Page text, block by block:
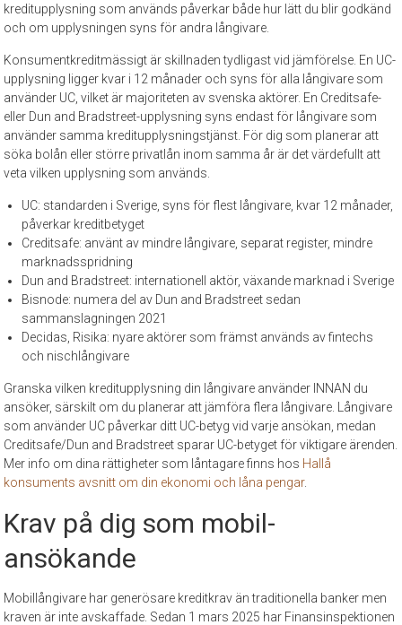
kreditupplysning som används påverkar både hur lätt du blir godkänd
och om upplysningen syns för andra långivare.
Konsumentkreditmässigt är skillnaden tydligast vid jämförelse. En UC-
upplysning ligger kvar i 12 månader och syns för alla långivare som
använder UC, vilket är majoriteten av svenska aktörer. En Creditsafe-
eller Dun and Bradstreet-upplysning syns endast för långivare som
använder samma kreditupplysningstjänst. För dig som planerar att
söka bolån eller större privatlån inom samma år är det värdefullt att
veta vilken upplysning som används.
UC: standarden i Sverige, syns för flest långivare, kvar 12 månader,
påverkar kreditbetyget
Creditsafe: använt av mindre långivare, separat register, mindre
marknadsspridning
Dun and Bradstreet: internationell aktör, växande marknad i Sverige
Bisnode: numera del av Dun and Bradstreet sedan
sammanslagningen 2021
Decidas, Risika: nyare aktörer som främst används av fintechs
och nischlångivare
Granska vilken kreditupplysning din långivare använder INNAN du
ansöker, särskilt om du planerar att jämföra flera långivare. Långivare
som använder UC påverkar ditt UC-betyg vid varje ansökan, medan
Creditsafe/Dun and Bradstreet sparar UC-betyget för viktigare ärenden.
Mer info om dina rättigheter som låntagare finns hos Hallå
konsuments avsnitt om din ekonomi och låna pengar.
Krav på dig som mobil-
ansökande
Mobillångivare har generösare kreditkrav än traditionella banker men
kraven är inte avskaffade. Sedan 1 mars 2025 har Finansinspektionen